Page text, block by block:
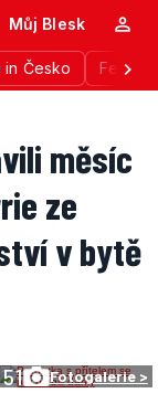
in Česko
Můj Blesk
měsíc
ze
v bytě
51 Fotogalerie >